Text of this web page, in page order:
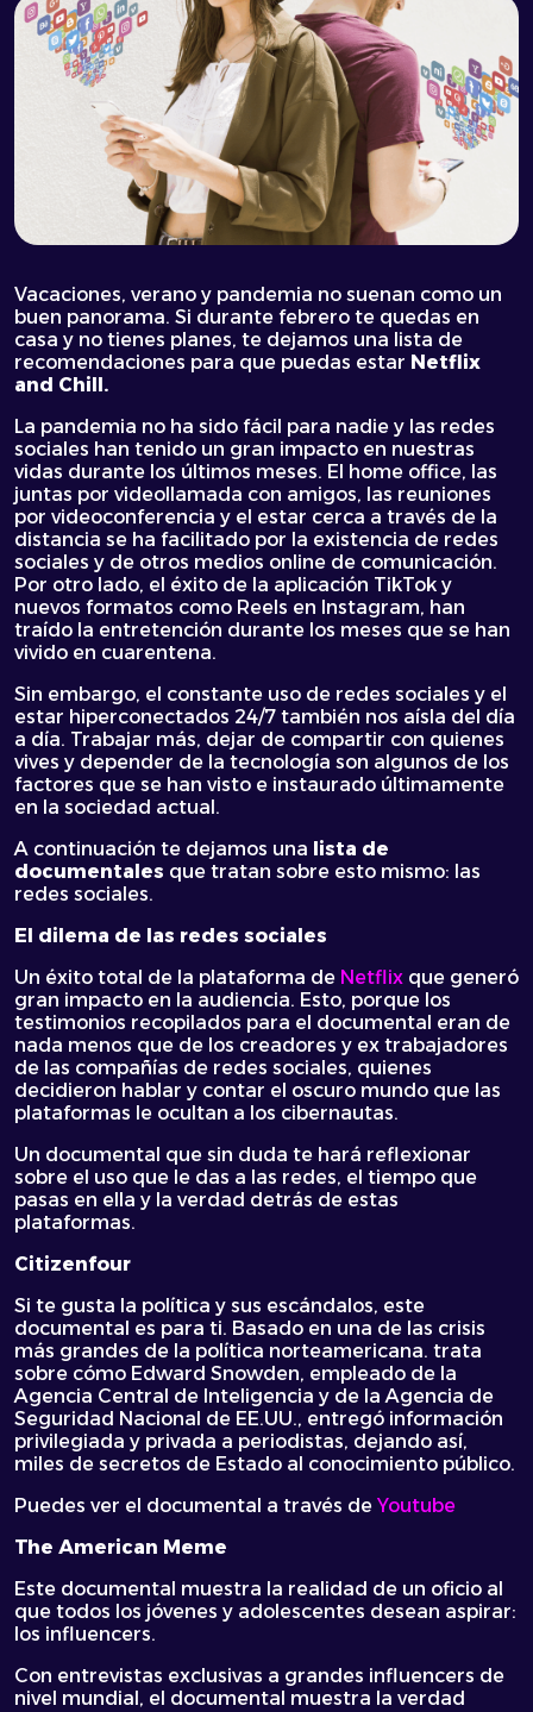
Vacaciones, verano y pandemia no suenan como un
buen panorama. Si durante febrero te quedas en
casa y no tienes planes, te dejamos una lista de
recomendaciones para que puedas estar Netflix
and Chill.
La pandemia no ha sido fácil para nadie y las redes
sociales han tenido un gran impacto en nuestras
vidas durante los últimos meses. El home office, las
juntas por videollamada con amigos, las reuniones
por videoconferencia y el estar cerca a través de la
distancia se ha facilitado por la existencia de redes
sociales y de otros medios online de comunicación.
Por otro lado, el éxito de la aplicación TikTok y
nuevos formatos como Reels en Instagram, han
traído la entretención durante los meses que se han
vivido en cuarentena.
Sin embargo, el constante uso de redes sociales y el
estar hiperconectados 24/7 también nos aísla del día
a día. Trabajar más, dejar de compartir con quienes
vives y depender de la tecnología son algunos de los
factores que se han visto e instaurado últimamente
en la sociedad actual.
A continuación te dejamos una lista de
documentales que tratan sobre esto mismo: las
redes sociales.
El dilema de las redes sociales
Un éxito total de la plataforma de Netflix que generó
gran impacto en la audiencia. Esto, porque los
testimonios recopilados para el documental eran de
nada menos que de los creadores y ex trabajadores
de las compañías de redes sociales, quienes
decidieron hablar y contar el oscuro mundo que las
plataformas le ocultan a los cibernautas.
Un documental que sin duda te hará reflexionar
sobre el uso que le das a las redes, el tiempo que
pasas en ella y la verdad detrás de estas
plataformas.
Citizenfour
Si te gusta la política y sus escándalos, este
documental es para ti. Basado en una de las crisis
más grandes de la política norteamericana. trata
sobre cómo Edward Snowden, empleado de la
Agencia Central de Inteligencia y de la Agencia de
Seguridad Nacional de EE.UU., entregó información
privilegiada y privada a periodistas, dejando así,
miles de secretos de Estado al conocimiento público.
Puedes ver el documental a través de Youtube
The American Meme
Este documental muestra la realidad de un oficio al
que todos los jóvenes y adolescentes desean aspirar:
los influencers.
Con entrevistas exclusivas a grandes influencers de
nivel mundial, el documental muestra la verdad